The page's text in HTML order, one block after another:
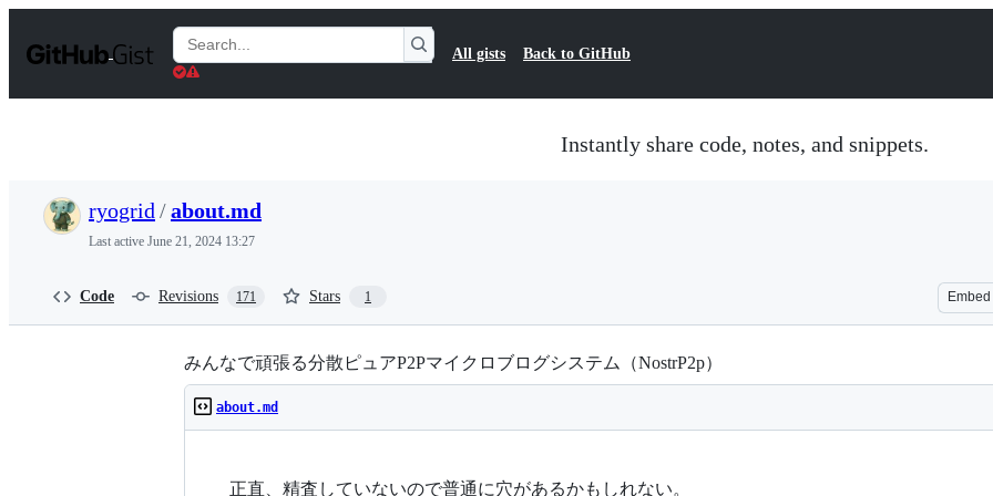
t
Search
Gists
All gists Back to GitHub
Instantly share code, notes, and snippets.
ryogrid /about.md
Last active June 21, 2024 13:27
Code Revisions 171 Stars 1 Embed
みんなで頑張る分散ピュアP2Pマイクロブログシステム（NostrP2p）
about.md
正直、精査していないので普通に穴があるかもしれない。